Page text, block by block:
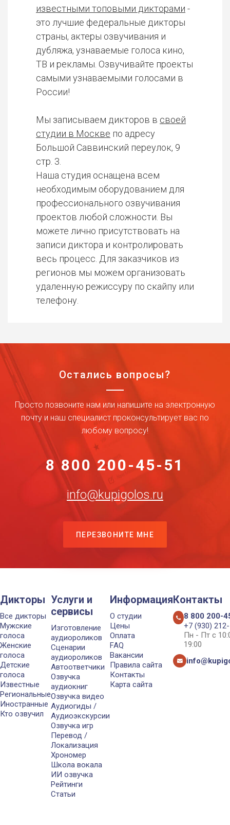
известными топовыми дикторами -
это лучшие федеральные дикторы
страны, актеры озвучивания и
дубляжа, узнаваемые голоса кино,
ТВ и рекламы. Озвучивайте проекты
самыми узнаваемыми голосами в
России!
Мы записываем дикторов в своей
студии в Москве по адресу
Большой Саввинский переулок, 9
стр. 3.
Наша студия оснащена всем
необходимым оборудованием для
профессионального озвучивания
проектов любой сложности. Вы
можете лично присутствовать на
записи диктора и контролировать
весь процесс. Для заказчиков из
регионов мы можем организовать
удаленную режиссуру по скайпу или
телефону.
Остались вопросы?
Просто позвоните нам или напишите на электронную
почту и наш специалист проконсультирует вас по
любому вопросу!
8 800 200-45-51
info@kupigolos.ru
ПЕРЕЗВОНИТЕ МНЕ
Дикторы
Все дикторы
Мужские
голоса
Женские
голоса
Детские
голоса
Известные
Региональные
Иностранные
Кто озвучил
Услуги и
сервисы
Изготовление
аудиороликов
Сценарии
аудиороликов
Автоответчики
Озвучка
аудиокниг
Озвучка видео
Аудиогиды /
Аудиоэкскурсии
Озвучка игр
Перевод /
Локализация
Хрономер
Школа вокала
ИИ озвучка
Рейтинги
Статьи
Информация
О студии
Цены
Оплата
FAQ
Вакансии
Правила сайта
Контакты
Карта сайта
Контакты
8 800 200-
+7 (930)
Пн - Пт с
19:00